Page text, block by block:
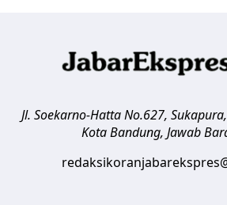
Jl. Soekarno-Hatta No.627,
Kota Bandung, Jawab